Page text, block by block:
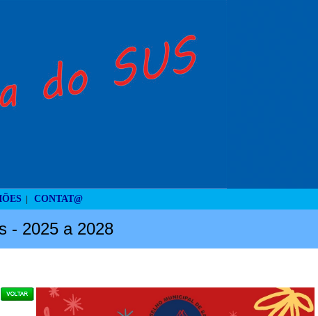
CONTAT@
- 2025 a 2028